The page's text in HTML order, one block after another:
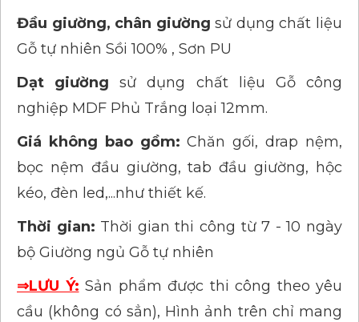
Đầu giường, chân giường sử dụng chất liệu
Gỗ tự nhiên Sồi 100% , Sơn PU
Dạt giường sử dụng chất liệu Gỗ công
nghiệp MDF Phủ Trắng loại 12mm.
Giá không bao gồm:Chăn gối, drap nệm,
bọc nệm đầu giường, tab đầu giường, hộc
kéo, đèn led,...như thiết kế.
Thời gian: Thời gian thi công từ 7 - 10 ngày
bộ Giường ngủ Gỗ tự nhiên
⇒LƯU Ý: Sản phẩm được thi công theo yêu
cầu (không có sẳn), Hình ảnh trên chỉ mang